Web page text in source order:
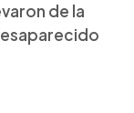
de la